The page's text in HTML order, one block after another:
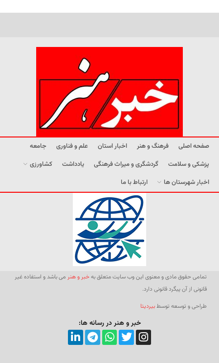
صفحه اصلی فرهنگ و هنر اخبار استان علم و فناوری
جامعه
پزشکی و سلامت
گردشگری و میراث فرهنگی یادداشت
کشاورزی
اخبار شهرستان ها
ارتباط با ما
تمامی حقوق مادی و معنوی این وب سایت متعلق بهخبر و هنر می باشد و استفاده غیر
قانونی از آن پیگرد قانونی دارد.
طراحی و توسعه توسطبیردیتا
خبر و هنر در رسانه ها: